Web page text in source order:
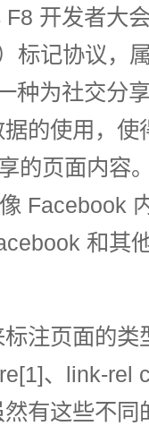
开发者大
标记协议，
种为社交分
的使用，使
的页面内容
Facebook
和其
注页面的类
、link-rel
有这些不同